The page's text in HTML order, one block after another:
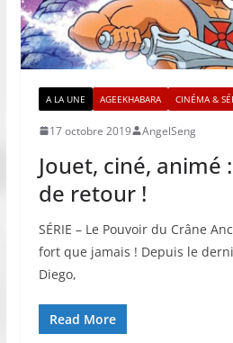
A LA UNE AGEEKHABARA CINÉMA &
17 octobre 2019 AngelSeng
Jouet, ciné, animé
de retour !
SÉRIE – Le Pouvoir du Crâne
fort que jamais ! Depuis le
Diego,
Read More